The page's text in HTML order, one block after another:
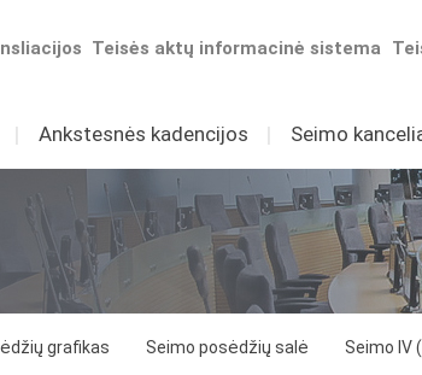
Teisės aktų informacinė sistema
I Ankstesnės kadencijos I Seimo
grafikas Seimo posėdžių salė Seimo IV